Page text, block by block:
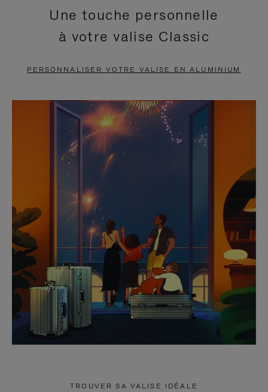
EN
PAUSE,
APPUYEZ
POUR
METTRE
PAUSE
VIDÉO
EST
DÉSACTIVÉ.
CLIQUER
POUR
RÉACTIVER
LE
SON
Une touche personnelle
à votre valise Classic
PERSONNALISER VOTRE VALISE EN ALUMINIUM
TROUVER SA VALISE IDÉALE